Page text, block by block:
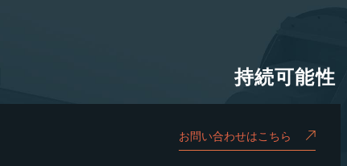
持続可能性
持続可能性
お問い合わせはこちら